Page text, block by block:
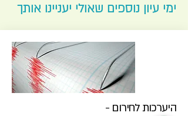
ימי עיון נוספים שאולי יעניינו אותך
היערכות לחירום -